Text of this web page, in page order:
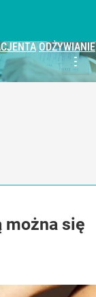
ODŻYWIANIE
można się